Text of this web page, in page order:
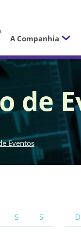
A Companhia
de
Eventos
S S D